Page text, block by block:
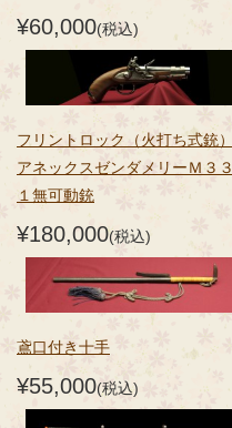
¥60,000(税込)
フリントロック（火打ち式銃）
アネックスゼンダメリーＭ３３
１無可動銃
¥180,000(税込)
鳶口付き十手
¥55,000(税込)